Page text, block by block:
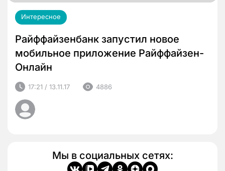
Интересное
Райффайзенбанк запустил новое
мобильное приложение Райффайзен-
Онлайн
17:21 / 13.11.17 4886
Мы в социальных сетях: